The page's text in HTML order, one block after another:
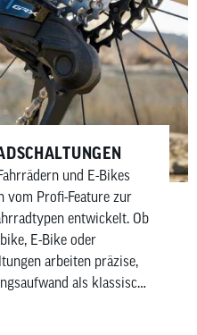
und E-Bikes
vom Profi-Feature zur
entwickelt. Ob
E-Bike oder
arbeiten präzise,
als klassische
SRAM mit AXS